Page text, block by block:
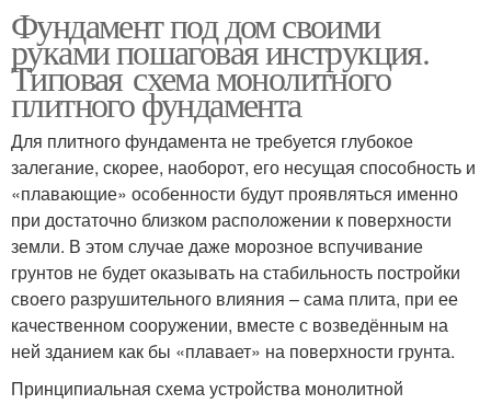
Фундамент под дом своими
руками пошаговая инструкция.
Типовая схема монолитного
плитного фундамента
Для плитного фундамента не требуется глубокое
залегание, скорее, наоборот, его несущая способность и
«плавающие» особенности будут проявляться именно
при достаточно близком расположении к поверхности
земли. В этом случае даже морозное вспучивание
грунтов не будет оказывать на стабильность постройки
своего разрушительного влияния – сама плита, при ее
качественном сооружении, вместе с возведённым на
ней зданием как бы «плавает» на поверхности грунта.
Принципиальная схема устройства монолитной